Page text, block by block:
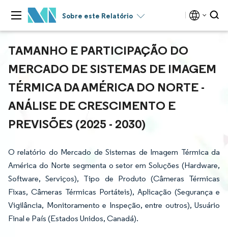
Sobre este Relatório
TAMANHO E PARTICIPAÇÃO DO
MERCADO DE SISTEMAS DE IMAGEM
TÉRMICA DA AMÉRICA DO NORTE -
ANÁLISE DE CRESCIMENTO E
PREVISÕES (2025 - 2030)
O relatório do Mercado de Sistemas de Imagem Térmica da
América do Norte segmenta o setor em Soluções (Hardware,
Software, Serviços), Tipo de Produto (Câmeras Térmicas
Fixas, Câmeras Térmicas Portáteis), Aplicação (Segurança e
Vigilância, Monitoramento e Inspeção, entre outros), Usuário
Final e País (Estados Unidos, Canadá).